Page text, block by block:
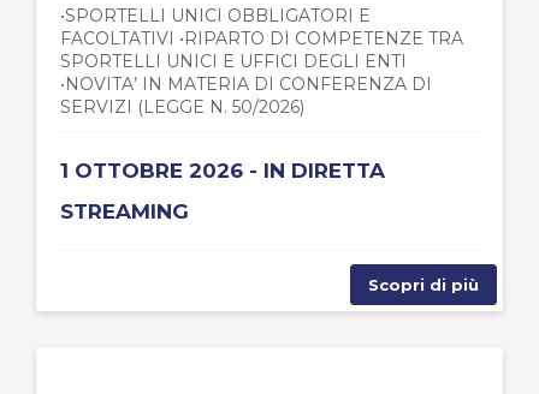
•SPORTELLI UNICI OBBLIGATORI E
FACOLTATIVI •RIPARTO DI COMPETENZE TRA
SPORTELLI UNICI E UFFICI DEGLI ENTI
•NOVITA’ IN MATERIA DI CONFERENZA DI
SERVIZI (LEGGE N. 50/2026)
1 OTTOBRE 2026 - IN DIRETTA
STREAMING
Scopri di più